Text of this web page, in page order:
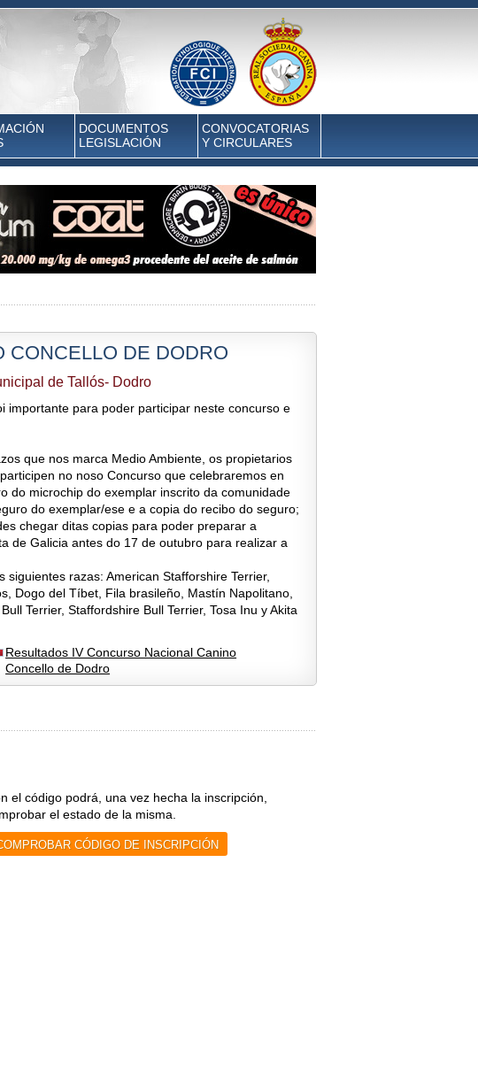
DOCUMENTOS
LEGISLACIÓN
CONVOCATORIAS
Y CIRCULARES
CONCELLO DE DODRO
de Tallós- Dodro
importante para poder participar neste concurso e
que nos marca Medio Ambiente, os propietarios
no noso Concurso que celebraremos en
do microchip do exemplar inscrito da comunidade
do exemplar/ese e a copia do recibo do seguro;
chegar ditas copias para poder preparar a
de Galicia antes do 17 de outubro para realizar a
razas: American Stafforshire Terrier,
Dogo del Tíbet, Fila brasileño, Mastín Napolitano,
Terrier, Staffordshire Bull Terrier, Tosa Inu y Akita
Resultados IV Concurso Nacional Canino
Concello de Dodro
el código podrá, una vez hecha la inscripción,
el estado de la misma.
CÓDIGO DE INSCRIPCIÓN